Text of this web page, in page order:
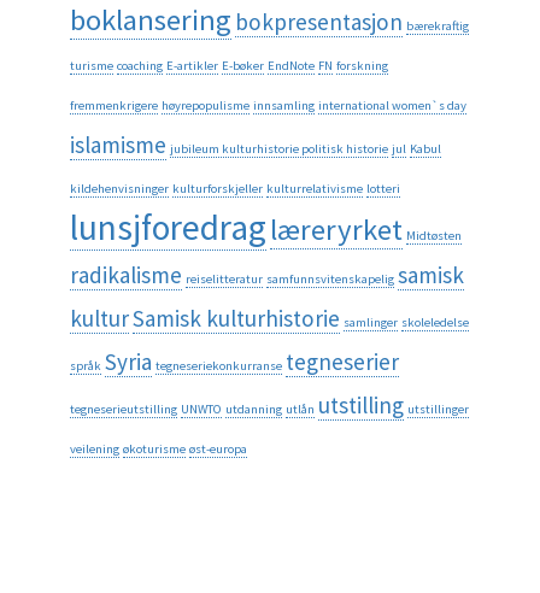
boklansering bokpresentasjon bærekraftig
turisme coaching E-artikler E-bøker EndNote FN forskning
fremmenkrigere høyrepopulisme innsamling international women`s day
islamisme jubileum kulturhistorie politisk historie jul Kabul
kildehenvisninger kulturforskjeller kulturrelativisme lotteri
lunsjforedraglæreryrket Midtøsten
radikalisme reiselitteratur samfunnsvitenskapelig samisk
kulturSamisk kulturhistorie samlinger skoleledelse
språk Syria tegneseriekonkurranse tegneserier
tegneserieutstilling UNWTO utdanning utlån utstilling utstillinger
veilening økoturisme øst-europa